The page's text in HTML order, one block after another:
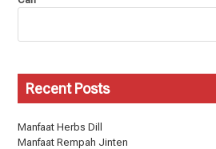
Recent Posts
Manfaat Herbs Dill
Manfaat Rempah Jinten